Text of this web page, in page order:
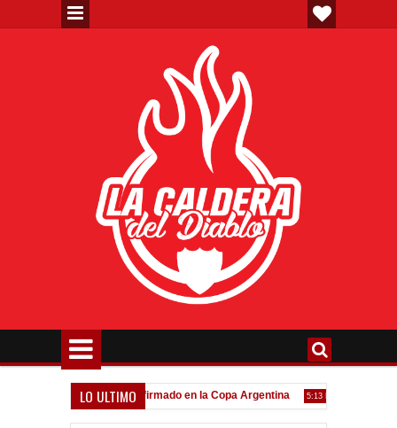
LO ULTIMO
Todo confirmado en la Copa Argentina 5:13 PM Goleada